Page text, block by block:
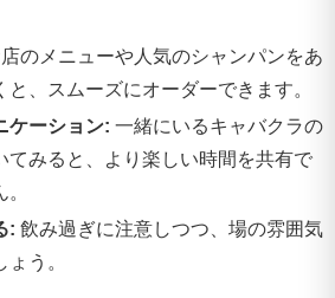
のメニューや人気のシャンパンをあ
と、スムーズにオーダーできます。
ケーション: 一緒にいるキャバクラの
てみると、より楽しい時間を共有で
: 飲み過ぎに注意しつつ、場の雰囲気
う。